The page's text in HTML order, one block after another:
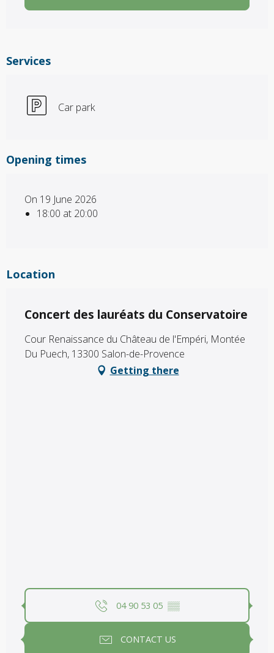
Services
Car park
Opening times
On 19 June 2026
18:00 at 20:00
Location
Concert des lauréats du Conservatoire
Cour Renaissance du Château de l'Empéri, Montée
Du Puech, 13300 Salon-de-Provence
Getting there
04 90 53 05 ▒▒
CONTACT US